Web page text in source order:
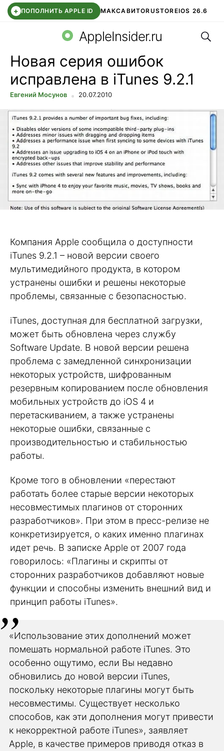
+ ПОПОЛНИТЬ APPLE ID МАКСАВИТОRUSTOREIOS 26.6
СБЕР КИДС ВТБ ОНЛАЙН ЧАТ В ROBLOX
AppleInsider.ru
Новая серия ошибок
исправлена в iTunes 9.2.1
Евгений Мосунов 20.07.2010
Компания Apple сообщила о доступности
iTunes 9.2.1 – новой версии своего
мультимедийного продукта, в котором
устранены ошибки и решены некоторые
проблемы, связанные с безопасностью.
iTunes, доступная для бесплатной загрузки,
может быть обновлена через службу
Software Update. В новой версии решена
проблема с замедленной синхронизации
некоторых устройств, шифрованным
резервным копированием после обновления
мобильных устройств до iOS 4 и
перетаскиванием, а также устранены
некоторые ошибки, связанные с
производительностью и стабильностью
работы.
Кроме того в обновлении «перестают
работать более старые версии некоторых
несовместимых плагинов от сторонних
разработчиков». При этом в пресс-релизе не
конкретизируется, о каких именно плагинах
идет речь. В записке Apple от 2007 года
говорилось: «Плагины и скрипты от
сторонних разработчиков добавляют новые
функции и способны изменить внешний вид и
принцип работы iTunes».
«Использование этих дополнений может
помешать нормальной работе iTunes. Это
особенно ощутимо, если Вы недавно
обновились до новой версии iTunes,
поскольку некоторые плагины могут быть
несовместимы. Существует несколько
способов, как эти дополнения могут привести
к некорректной работе iTunes», заявляет
Apple, в качестве примеров приводя отказ в